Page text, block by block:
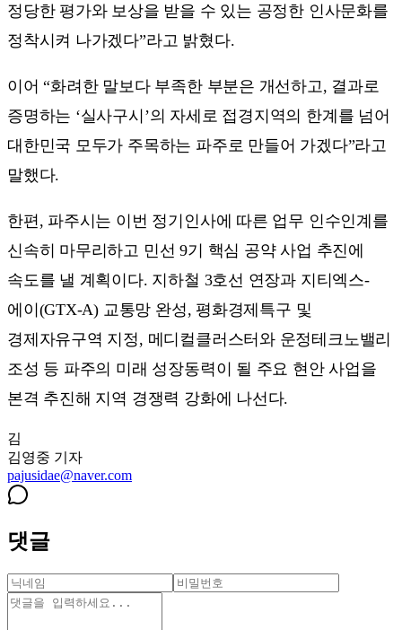
정당한 평가와 보상을 받을 수 있는 공정한 인사문화를
정착시켜 나가겠다”라고 밝혔다.
이어 “화려한 말보다 부족한 부분은 개선하고, 결과로
증명하는 ‘실사구시’의 자세로 접경지역의 한계를 넘어
대한민국 모두가 주목하는 파주로 만들어 가겠다”라고
말했다.
한편, 파주시는 이번 정기인사에 따른 업무 인수인계를
신속히 마무리하고 민선 9기 핵심 공약 사업 추진에
속도를 낼 계획이다. 지하철 3호선 연장과 지티엑스-
에이(GTX-A) 교통망 완성, 평화경제특구 및
경제자유구역 지정, 메디컬클러스터와 운정테크노밸리
조성 등 파주의 미래 성장동력이 될 주요 현안 사업을
본격 추진해 지역 경쟁력 강화에 나선다.
김
김영중 기자
pajusidae@naver.com
댓글